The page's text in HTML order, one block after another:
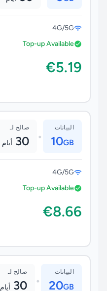
4G/5G
Top-up Available
€5.19
البيانات
10GB
•
صالح لـ
30 أيام
4G/5G
Top-up Available
€8.66
البيانات
20GB
•
صالح لـ
30 أيام